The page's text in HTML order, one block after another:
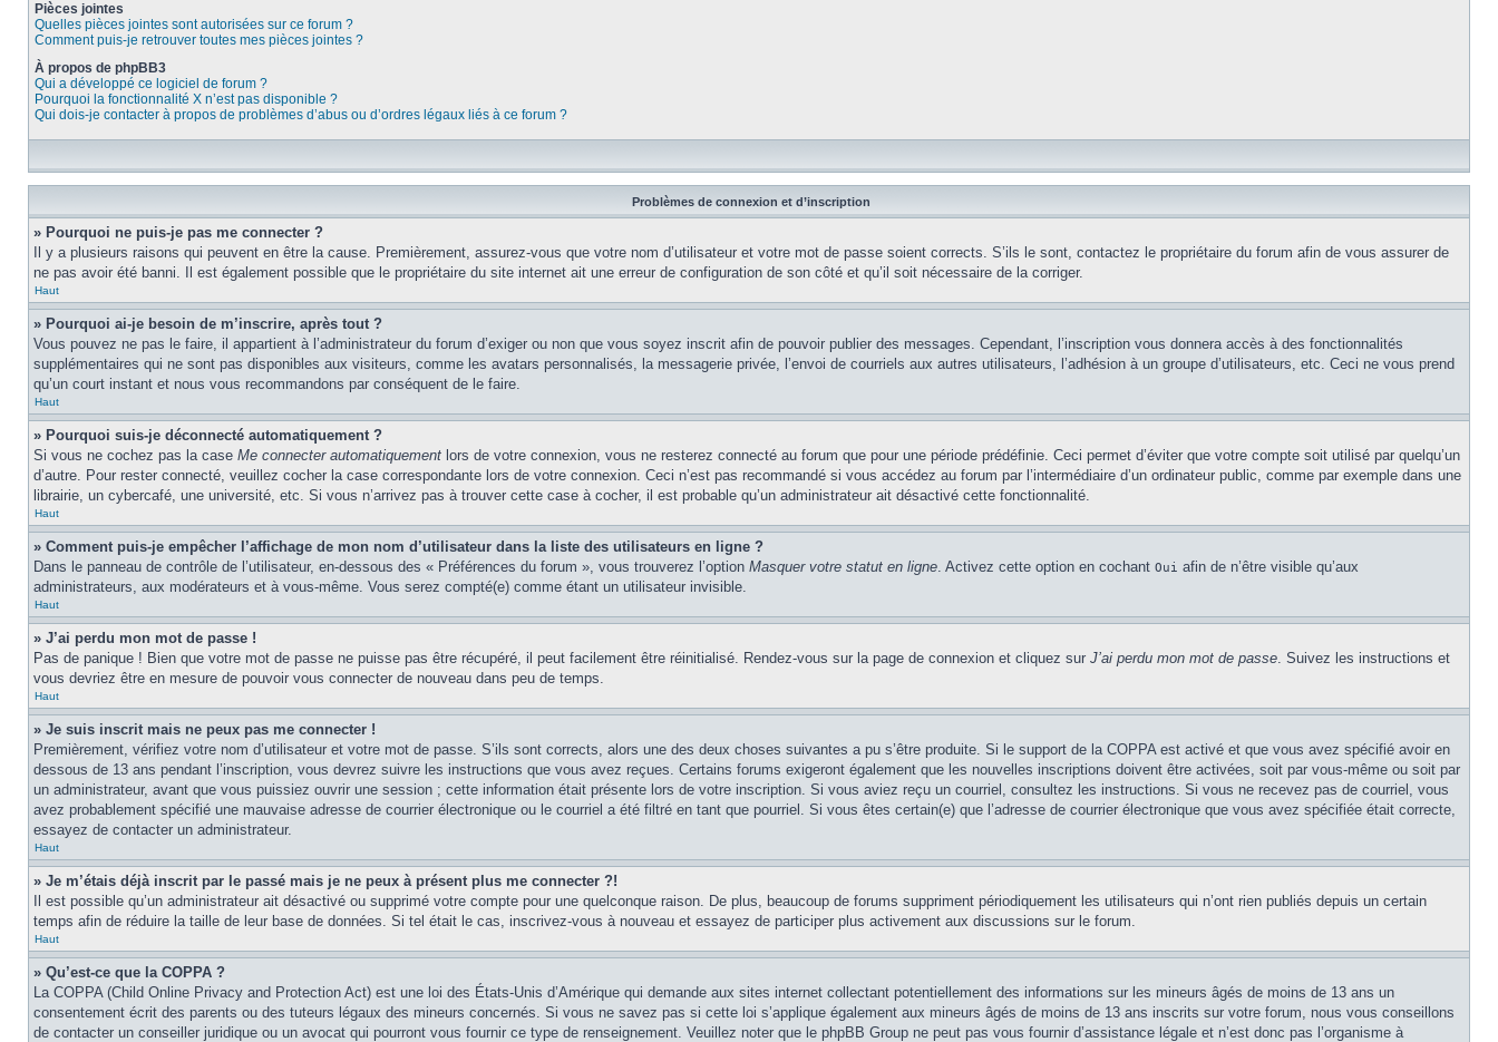
Pièces jointes
Quelles pièces jointes sont autorisées sur ce forum ?
Comment puis-je retrouver toutes mes pièces jointes ?
À propos de phpBB3
Qui a développé ce logiciel de forum ?
Pourquoi la fonctionnalité X n’est pas disponible ?
Qui dois-je contacter à propos de problèmes d’abus ou d’ordres légaux liés à ce forum ?
Problèmes de connexion et d’inscription
» Pourquoi ne puis-je pas me connecter ?
Il y a plusieurs raisons qui peuvent en être la cause. Premièrement, assurez-vous que votre nom d’utilisateur et votre mot de passe soient corrects. S’ils le sont, contactez le propriétaire du forum afin de vous assurer de
ne pas avoir été banni. Il est également possible que le propriétaire du site internet ait une erreur de configuration de son côté et qu’il soit nécessaire de la corriger.
Haut
» Pourquoi ai-je besoin de m’inscrire, après tout ?
Vous pouvez ne pas le faire, il appartient à l’administrateur du forum d’exiger ou non que vous soyez inscrit afin de pouvoir publier des messages. Cependant, l’inscription vous donnera accès à des fonctionnalités
supplémentaires qui ne sont pas disponibles aux visiteurs, comme les avatars personnalisés, la messagerie privée, l’envoi de courriels aux autres utilisateurs, l’adhésion à un groupe d’utilisateurs, etc. Ceci ne vous prend
qu’un court instant et nous vous recommandons par conséquent de le faire.
Haut
» Pourquoi suis-je déconnecté automatiquement ?
Si vous ne cochez pas la case Me connecter automatiquement lors de votre connexion, vous ne resterez connecté au forum que pour une période prédéfinie. Ceci permet d’éviter que votre compte soit utilisé par quelqu’un
d’autre. Pour rester connecté, veuillez cocher la case correspondante lors de votre connexion. Ceci n’est pas recommandé si vous accédez au forum par l’intermédiaire d’un ordinateur public, comme par exemple dans une
librairie, un cybercafé, une université, etc. Si vous n’arrivez pas à trouver cette case à cocher, il est probable qu’un administrateur ait désactivé cette fonctionnalité.
Haut
» Comment puis-je empêcher l’affichage de mon nom d’utilisateur dans la liste des utilisateurs en ligne ?
Dans le panneau de contrôle de l’utilisateur, en-dessous des « Préférences du forum », vous trouverez l’option Masquer votre statut en ligne. Activez cette option en cochant Oui afin de n’être visible qu’aux
administrateurs, aux modérateurs et à vous-même. Vous serez compté(e) comme étant un utilisateur invisible.
Haut
» J’ai perdu mon mot de passe !
Pas de panique ! Bien que votre mot de passe ne puisse pas être récupéré, il peut facilement être réinitialisé. Rendez-vous sur la page de connexion et cliquez sur J’ai perdu mon mot de passe. Suivez les instructions et
vous devriez être en mesure de pouvoir vous connecter de nouveau dans peu de temps.
Haut
» Je suis inscrit mais ne peux pas me connecter !
Premièrement, vérifiez votre nom d’utilisateur et votre mot de passe. S’ils sont corrects, alors une des deux choses suivantes a pu s’être produite. Si le support de la COPPA est activé et que vous avez spécifié avoir en
dessous de 13 ans pendant l’inscription, vous devrez suivre les instructions que vous avez reçues. Certains forums exigeront également que les nouvelles inscriptions doivent être activées, soit par vous-même ou soit par
un administrateur, avant que vous puissiez ouvrir une session ; cette information était présente lors de votre inscription. Si vous aviez reçu un courriel, consultez les instructions. Si vous ne recevez pas de courriel, vous
avez probablement spécifié une mauvaise adresse de courrier électronique ou le courriel a été filtré en tant que pourriel. Si vous êtes certain(e) que l’adresse de courrier électronique que vous avez spécifiée était correcte,
essayez de contacter un administrateur.
Haut
» Je m’étais déjà inscrit par le passé mais je ne peux à présent plus me connecter ?!
Il est possible qu’un administrateur ait désactivé ou supprimé votre compte pour une quelconque raison. De plus, beaucoup de forums suppriment périodiquement les utilisateurs qui n’ont rien publiés depuis un certain
temps afin de réduire la taille de leur base de données. Si tel était le cas, inscrivez-vous à nouveau et essayez de participer plus activement aux discussions sur le forum.
Haut
» Qu’est-ce que la COPPA ?
La COPPA (Child Online Privacy and Protection Act) est une loi des États-Unis d’Amérique qui demande aux sites internet collectant potentiellement des informations sur les mineurs âgés de moins de 13 ans un
consentement écrit des parents ou des tuteurs légaux des mineurs concernés. Si vous ne savez pas si cette loi s’applique également aux mineurs âgés de moins de 13 ans inscrits sur votre forum, nous vous conseillons
de contacter un conseiller juridique ou un avocat qui pourront vous fournir ce type de renseignement. Veuillez noter que le phpBB Group ne peut pas vous fournir d’assistance légale et n’est donc pas l’organisme à